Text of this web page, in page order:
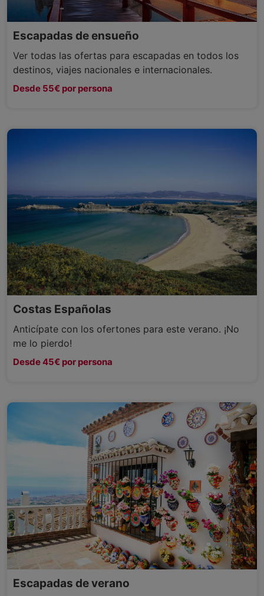
Escapadas de ensueño
Ver todas las ofertas para escapadas en todos los
destinos, viajes nacionales e internacionales.
Desde 55€ por persona
Costas Españolas
Anticípate con los ofertones para este verano. ¡No
me lo pierdo!
Desde 45€ por persona
Escapadas de verano